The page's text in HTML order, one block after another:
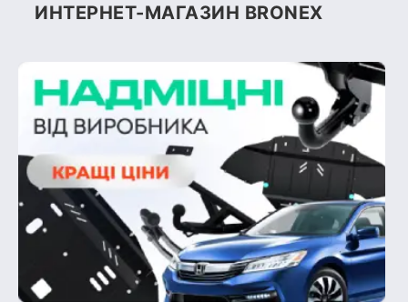
ИНТЕРНЕТ-МАГАЗИН BRONEX